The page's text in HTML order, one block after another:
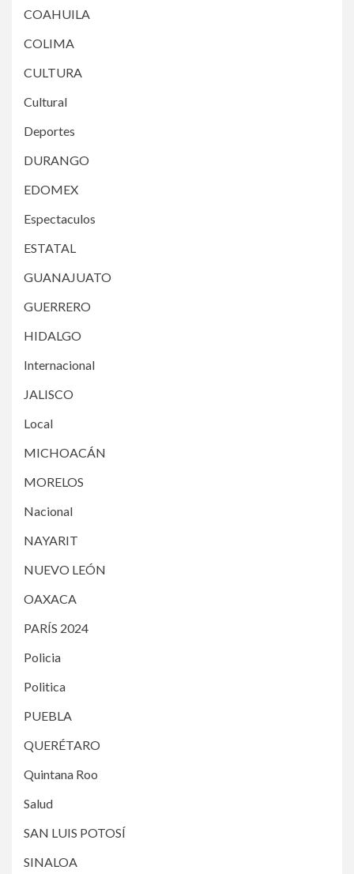
COAHUILA
COLIMA
CULTURA
Cultural
Deportes
DURANGO
EDOMEX
Espectaculos
ESTATAL
GUANAJUATO
GUERRERO
HIDALGO
Internacional
JALISCO
Local
MICHOACÁN
MORELOS
Nacional
NAYARIT
NUEVO LEÓN
OAXACA
PARÍS 2024
Policia
Politica
PUEBLA
QUERÉTARO
Quintana Roo
Salud
SAN LUIS POTOSÍ
SINALOA